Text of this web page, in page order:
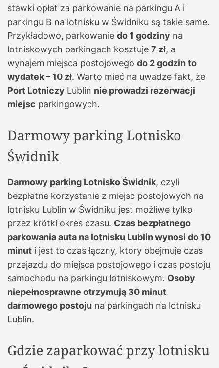
stawki opłat za parkowanie na parkingu A i
parkingu B na lotnisku w Świdniku są takie same.
Przykładowo, parkowanie do 1 godziny na
lotniskowych parkingach kosztuje 7 zł, a
wynajem miejsca postojowego do 2 godzin to
wydatek – 10 zł. Warto mieć na uwadze fakt, że
Port Lotniczy Lublin nie prowadzi rezerwacji
miejsc parkingowych.
Darmowy parking Lotnisko
Świdnik
Darmowy parking Lotnisko Świdnik, czyli
bezpłatne korzystanie z miejsc postojowych na
lotnisku Lublin w Świdniku jest możliwe tylko
przez krótki okres czasu. Czas bezpłatnego
parkowania auta na lotnisku Lublin wynosi do 10
minut i jest to czas łączny, który obejmuje czas
przejazdu do miejsca postojowego i czas postoju
samochodu na parkingu lotniskowym. Osoby
niepełnosprawne otrzymują 30 minut
darmowego postoju na parkingach na lotnisku
Lublin.
Gdzie zaparkować przy lotnisku